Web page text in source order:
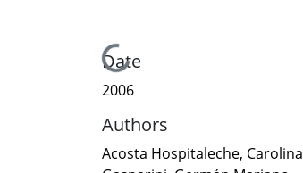
Loading...
Date
2006
Authors
Acosta Hospitaleche, Carolina